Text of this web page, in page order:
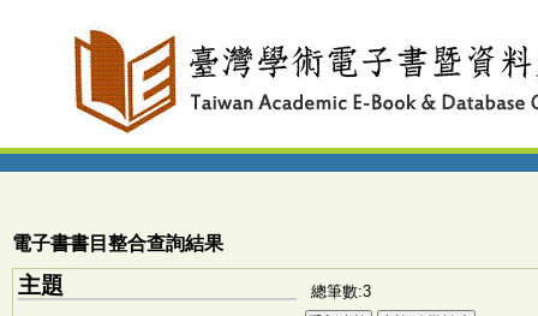
電子書書目整合查詢結果
主題 總筆數:3